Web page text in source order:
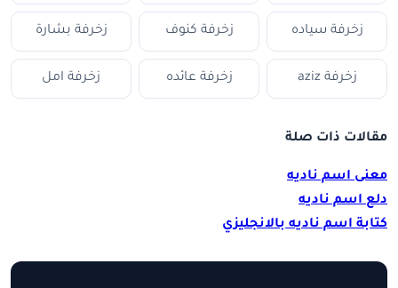
زخرفة سياده زخرفة كنوف زخرفة بشارة
زخرفة aziz زخرفة عائده زخرفة امل
مقالات ذات صلة
معنى اسم ناديه
دلع اسم ناديه
كتابة اسم ناديه بالانجليزي